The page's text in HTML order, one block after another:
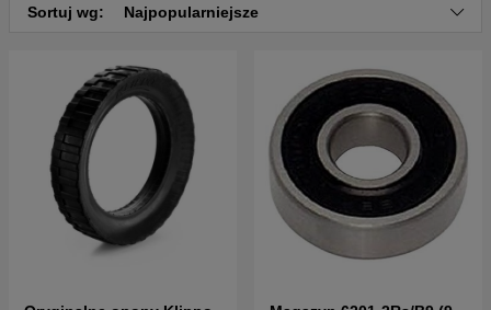
Sortuj wg: Najpopularniejsze